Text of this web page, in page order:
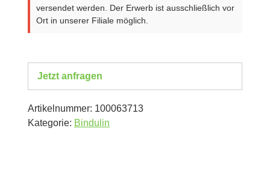
versendet werden. Der Erwerb ist ausschließlich vor
Ort in unserer Filiale möglich.
Jetzt anfragen
Artikelnummer: 100063713
Kategorie: Bindulin